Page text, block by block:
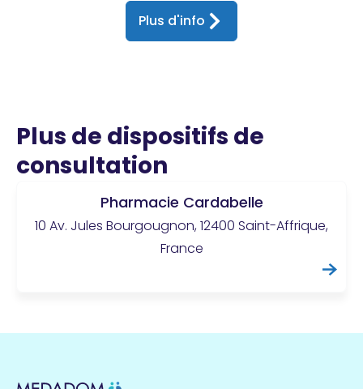
Plus d'info
Plus de dispositifs de
consultation
Pharmacie Cardabelle
10 Av. Jules Bourgougnon, 12400 Saint-Affrique,
France